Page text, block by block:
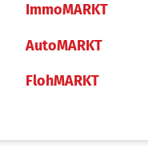
ImmoMARKT
AutoMARKT
FlohMARKT